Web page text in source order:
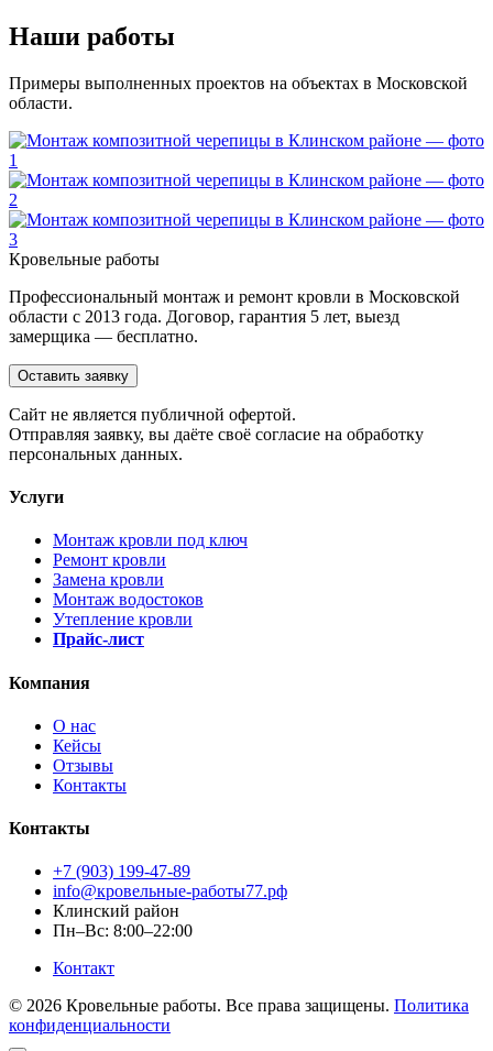
Наши работы
Примеры выполненных проектов на объектах в Московской
области.
Кровельные работы
Профессиональный монтаж и ремонт кровли в Московской
области с 2013 года. Договор, гарантия 5 лет, выезд
замерщика — бесплатно.
Оставить заявку
Cайт не является публичной офертой.
Отправляя заявку, вы даёте своё согласие на обработку
персональных данных.
Услуги
Монтаж кровли под ключ
Ремонт кровли
Замена кровли
Монтаж водостоков
Утепление кровли
Прайс-лист
Компания
О нас
Кейсы
Отзывы
Контакты
Контакты
+7 (903) 199-47-89
info@кровельные-работы77.рф
Клинский район
Пн–Вс: 8:00–22:00
Контакт
© 2026 Кровельные работы. Все права защищены. Политика
конфиденциальности